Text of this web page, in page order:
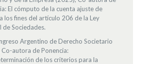
El cómputo de la cuenta ajuste de
los fines del artículo 206 de la Ley
de Sociedades.
Argentino de Derecho Societario
autora de Ponencia:
de los criterios para la